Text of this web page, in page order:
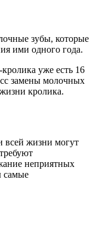
зубы, которые
ими одного года.
уже есть 16
замены молочных
кролика.
всей жизни могут
неприятных
самые